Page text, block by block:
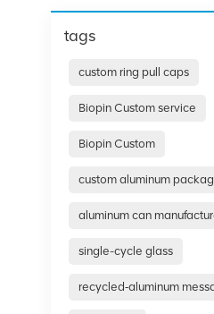
tags
custom ring pull caps
Biopin Custom service
Biopin Custom
custom aluminum
aluminum can
single-cycle glass
recycled‑aluminum